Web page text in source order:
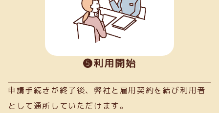
❺利用開始
申請手続きが終了後、弊社と雇用契約を結び利用者
として通所していただけます。